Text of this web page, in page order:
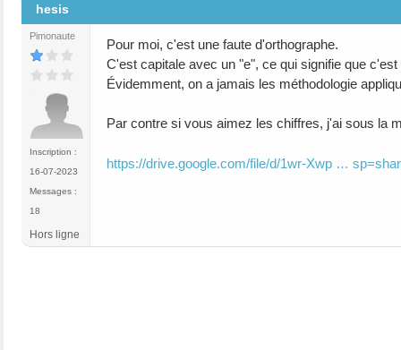
hesis
Pimonaute
Inscription :
16-07-2023
Messages :
18
Pour moi, c'est une faute d'orthographe.
C'est capitale avec un "e", ce qui signifie que
Évidemment, on a jamais les méthodologie
Par contre si vous aimez les chiffres, j'ai sous la
https://drive.google.com/file/d/1wr-Xwp …
Hors ligne